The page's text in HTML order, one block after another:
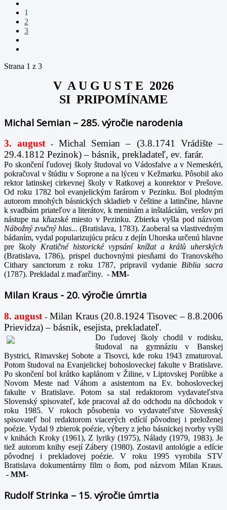
1
2
3
Strana 1 z 3
V A U G U S T E 2026
SI PRIPOMÍNAME
Michal Semian – 285. výročie narodenia
3. august-Michal Semian – (3.8.1741 Vrádište –
29.4.1812 Pezinok) – básnik, prekladateľ, ev. farár.
Po skončení ľudovej školy študoval vo Vádosfalve a v Nemeskéri,
pokračoval v štúdiu v Soprone a na lýceu v Kežmarku. Pôsobil ako
rektor latinskej cirkevnej školy v Ratkovej a konrektor v Prešove.
Od roku 1782 bol evanjelickým farárom v Pezinku. Bol plodným
autorom mnohých básnických skladieb v češtine a latinčine, hlavne
k svadbám priateľov a literátov, k meninám a inštaláciám, veršov pri
nástupe na kňazské miesto v Pezinku. Zbierka vyšla pod názvom
Nábožný zvučný hlas...(Bratislava, 1783). Zaoberal sa vlastivedným
bádaním, vydal popularizujúcu prácu z dejín Uhorska určenú hlavne
pre školy Kratičné historické vypsání knížat a králů uherských
(Bratislava, 1786), prispel duchovnými piesňami do Tranovského
Cithary sanctorum z roku 1787, pripravil vydanie Biblia sacra
(1787). Prekladal z maďarčiny. - MM-
Milan Kraus - 20. výročie úmrtia
8. august -Milan Kraus (20.8.1924 Tisovec – 8.8.2006
Prievidza) – básnik, esejista, prekladateľ.
Do ľudovej školy chodil v rodisku,
študoval na gymnáziu v Banskej
Bystrici, Rimavskej Sobote a Tisovci, kde roku 1943 zmaturoval.
Potom študoval na Evanjelickej bohosloveckej fakulte v Bratislave.
Po skončení bol krátko kaplánom v Žiline, v Liptovskej Porúbke a
Novom Meste nad Váhom a asistentom na Ev. bohosloveckej
fakulte v Bratislave. Potom sa stal redaktorom vydavateľstva
Slovenský spisovateľ, kde pracoval až do odchodu na dôchodok v
roku 1985. V rokoch pôsobenia vo vydavateľstve Slovenský
spisovateľ bol redaktorom viacerých edícií pôvodnej i preloženej
poézie. Vydal 9 zbierok poézie, výbery z jeho básnickej tvorby vyšli
v knihách Kroky (1961), Z lyriky (1975), Nálady (1979, 1983). Je
tiež autorom knihy esejí Zábery (1980). Zostavil antológie a edície
pôvodnej i prekladovej poézie. V roku 1995 vyrobila STV
Bratislava dokumentárny film o ňom, pod názvom Milan Kraus.
- MM-
Rudolf Strinka – 15. výročie úmrtia